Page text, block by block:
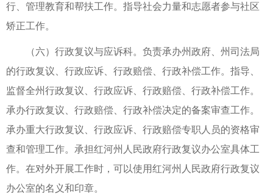
行、管理教育和帮扶工作。指导社会力量和志愿者参与社区
矫正工作。
（六）行政复议与应诉科。负责承办州政府、州司法局
的行政复议、行政应诉、行政赔偿、行政补偿工作。指导、
监督全州行政复议、行政应诉、行政赔偿、行政补偿工作。
承办行政复议、行政赔偿、行政补偿决定的备案审查工作。
承办重大行政复议、行政应诉、行政赔偿专职人员的资格审
查和管理工作。承担红河州人民政府行政复议办公室具体工
作。在对外开展工作时，可以使用红河州人民政府行政复议
办公室的名义和印章。